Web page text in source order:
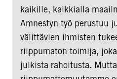
kaikille, kaikkialla
Amnestyn työ perustuu
välittävien ihmisten
riippumaton toimija,
julkista rahoitusta. Mutta